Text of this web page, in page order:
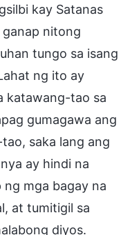
kay Satanas
nitong
tungo sa isang
ng ito ay
katawang-tao sa
gumagawa ang
saka lang ang
ay hindi na
mga bagay na
at tumitigil sa
diyos.